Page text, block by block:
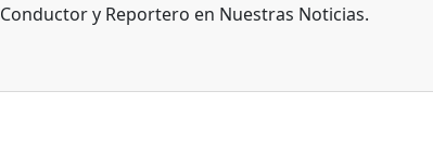
Conductor y Reportero en Nuestras Noticias.